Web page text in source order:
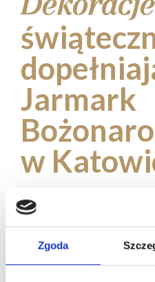
Zgoda
Dekoracje
Jarmark
w
Iluminacje
Katowice
Iluminacje